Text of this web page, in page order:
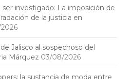
ser investigado: La imposición de
de la justicia en
Jalisco al sospechoso del
Márquez 03/08/2026
la sustancia de moda entre